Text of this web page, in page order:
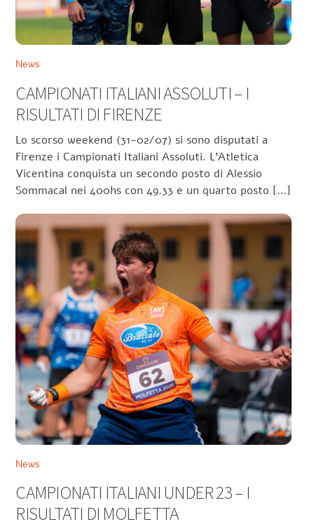
News
CAMPIONATI ITALIANI ASSOLUTI – I
RISULTATI DI FIRENZE
Lo scorso weekend (31-02/07) si sono disputati a
Firenze i Campionati Italiani Assoluti. L’Atletica
Vicentina conquista un secondo posto di Alessio
Sommacal nei 400hs con 49.33 e un quarto posto […]
News
CAMPIONATI ITALIANI UNDER 23 – I
RISULTATI DI MOLFETTA